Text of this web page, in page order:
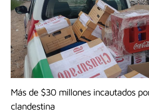
Más de $30 millones incautados
clandestina